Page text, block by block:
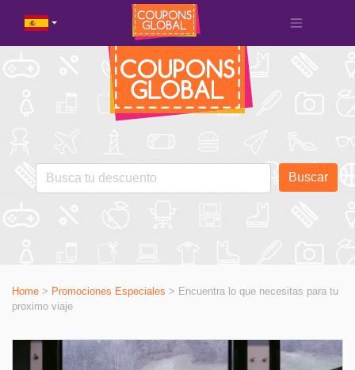
Buscar
Home > Promociones Especiales > Encuentra lo que necesitas para tu
proximo viaje